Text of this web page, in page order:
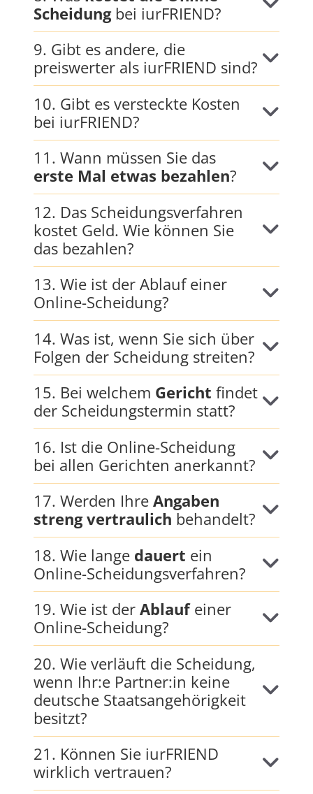
Scheidungbei iurFRIEND?
9. Gibt es andere, die
preiswerter als iurFRIEND sind?
10. Gibt es versteckte Kosten
bei iurFRIEND?
11. Wann müssen Sie das
erste Mal etwas bezahlen?
12. Das Scheidungsverfahren
kostet Geld. Wie können Sie
das bezahlen?
13. Wie ist der Ablauf einer
Online-Scheidung?
14. Was ist, wenn Sie sich über
Folgen der Scheidung streiten?
15. Bei welchem Gericht findet
der Scheidungstermin statt?
16. Ist die Online-Scheidung
bei allen Gerichten anerkannt?
17. Werden Ihre Angaben
streng vertraulich behandelt?
18. Wie lange dauert ein
Online-Scheidungsverfahren?
19. Wie ist der Ablaufeiner
Online-Scheidung?
20. Wie verläuft die Scheidung,
wenn Ihr:e Partner:in keine
deutsche Staatsangehörigkeit
besitzt?
21. Können Sie iurFRIEND
wirklich vertrauen?